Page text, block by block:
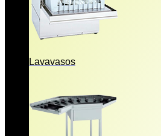
Lavavasos